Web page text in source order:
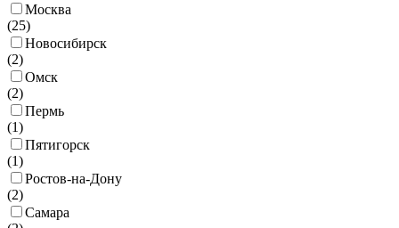
Москва
(25)
Новосибирск
(2)
Омск
(2)
Пермь
(1)
Пятигорск
(1)
Ростов-на-Дону
(2)
Самара